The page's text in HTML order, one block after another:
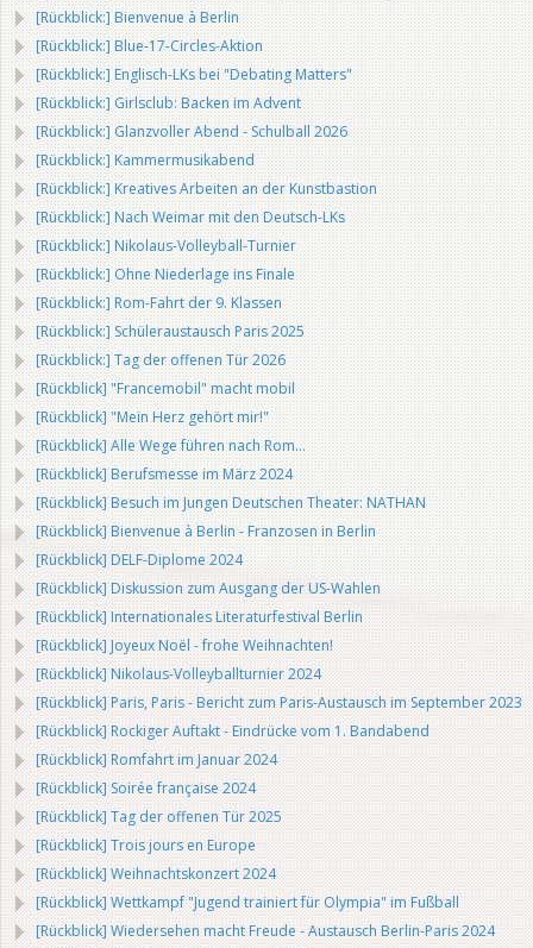
[Rückblick:] Bienvenue à Berlin
[Rückblick:] Blue-17-Circles-Aktion
[Rückblick:] Englisch-LKs bei "Debating Matters"
[Rückblick:] Girlsclub: Backen im Advent
[Rückblick:] Glanzvoller Abend - Schulball 2026
[Rückblick:] Kammermusikabend
[Rückblick:] Kreatives Arbeiten an der Kunstbastion
[Rückblick:] Nach Weimar mit den Deutsch-LKs
[Rückblick:] Nikolaus-Volleyball-Turnier
[Rückblick:] Ohne Niederlage ins Finale
[Rückblick:] Rom-Fahrt der 9. Klassen
[Rückblick:] Schüleraustausch Paris 2025
[Rückblick:] Tag der offenen Tür 2026
[Rückblick] "Francemobil" macht mobil
[Rückblick] "Mein Herz gehört mir!"
[Rückblick] Alle Wege führen nach Rom...
[Rückblick] Berufsmesse im März 2024
[Rückblick] Besuch im Jungen Deutschen Theater: NATHAN
[Rückblick] Bienvenue à Berlin - Franzosen in Berlin
[Rückblick] DELF-Diplome 2024
[Rückblick] Diskussion zum Ausgang der US-Wahlen
[Rückblick] Internationales Literaturfestival Berlin
[Rückblick] Joyeux Noël - frohe Weihnachten!
[Rückblick] Nikolaus-Volleyballturnier 2024
[Rückblick] Paris, Paris - Bericht zum Paris-Austausch im September 2023
[Rückblick] Rockiger Auftakt - Eindrücke vom 1. Bandabend
[Rückblick] Romfahrt im Januar 2024
[Rückblick] Soirée française 2024
[Rückblick] Tag der offenen Tür 2025
[Rückblick] Trois jours en Europe
[Rückblick] Weihnachtskonzert 2024
[Rückblick] Wettkampf "Jugend trainiert für Olympia" im Fußball
[Rückblick] Wiedersehen macht Freude - Austausch Berlin-Paris 2024